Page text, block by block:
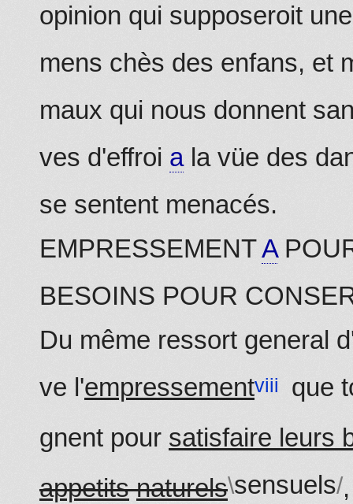
opinion qui supposeroit
mens chès des enfans, et
maux qui nous donnent
ves d'effroi ala vüe des
se sentent menacés.
EMPRESSEMENTA
BESOINS POUR
Du même ressort general
ve l'empressement
que
gnent pour satisfaire leurs
appetits naturels sensuels